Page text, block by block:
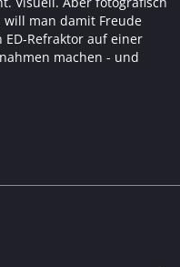
man damit Freude
Refraktor auf einer
machen - und